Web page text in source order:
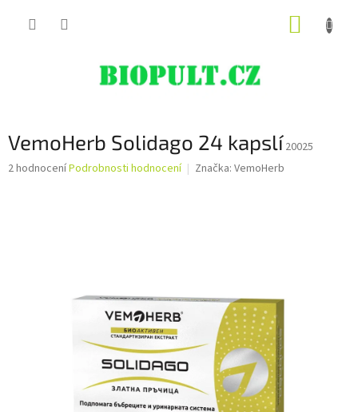
VemoHerb Solidago 24 kapslí 20025
Průměrné
2 hodnoceníPodrobnosti hodnocení Značka: VemoHerb